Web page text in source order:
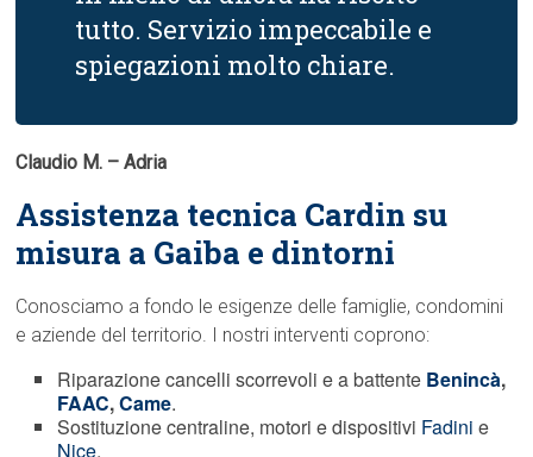
tutto. Servizio impeccabile e
spiegazioni molto chiare.
Claudio M. – Adria
Assistenza tecnica Cardin su
misura a Gaiba e dintorni
Conosciamo a fondo le esigenze delle famiglie, condomini
e aziende del territorio. I nostri interventi coprono:
Riparazione cancelli scorrevoli e a battente Benincà,
FAAC,Came.
Sostituzione centraline, motori e dispositivi Fadini e
Nice.